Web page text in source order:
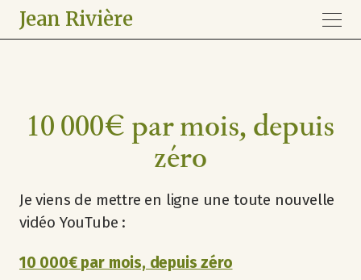
Jean Rivière
10 000€ par mois, depuis
zéro
Je viens de mettre en ligne une toute nouvelle
vidéo YouTube :
10 000€ par mois, depuis zéro